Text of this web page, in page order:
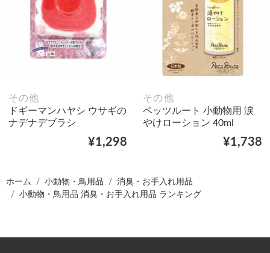
その他
ドギーマンハヤシ ウサギの
ナデナデブラシ
¥1,298
その他
ペッツルート 小動物用 涙
やけローション 40ml
¥1,738
ホーム 小動物・鳥用品
消臭・お手入れ用品
小動物・鳥用品 消臭・お手入れ用品 ランキング